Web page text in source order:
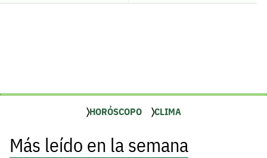
HORÓSCOPO CLIMA
Más leído en la semana